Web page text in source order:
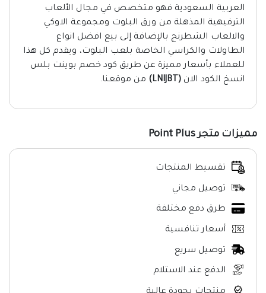
العربية السعودية فهو متخصص في مجال الألعاب
الترفيهية المذهلة من ورق البلوت ومجموعة الاوكي
والالعاب الشطرنج بالإضافة إلى بيع افضل انواع
الطاولات والكراسي الخاصة بلعب البلوت، ويقدم كل هذا
للعملاء بأسعار مميزة عن طريق كود خصم بوينت بلس
انسخ الكود الان (LNIJBT) من موقعنا.
مميزات متجر Point Plus
تقسيط المنتجات
توصيل مجاني
طرق دفع مختلفة
أسعار تنافسية
توصيل سريع
الدفع عند الاستلام